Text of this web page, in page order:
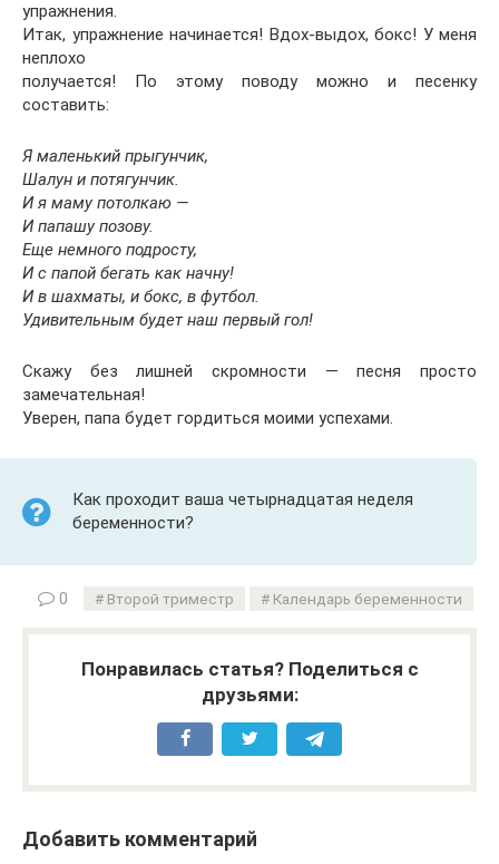
упражнения.
Итак, упражнение начинается! Вдох-выдох, бокс! У меня
неплохо
получается! По этому поводу можно и песенку
составить:
Я маленький прыгунчик,
Шалун и потягунчик.
И я маму потолкаю —
И папашу позову.
Еще немного подросту,
И с папой бегать как начну!
И в шахматы, и бокс, в футбол.
Удивительным будет наш первый гол!
Скажу без лишней скромности — песня просто
замечательная!
Уверен, папа будет гордиться моими успехами.
Как проходит ваша четырнадцатая неделя
беременности?
0 Второй триместр Календарь беременности
Понравилась статья? Поделиться с
друзьями:
Добавить комментарий